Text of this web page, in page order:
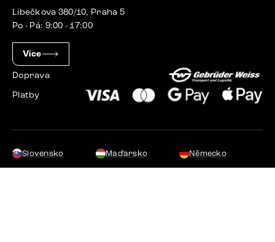
Libečkova 380/10, Praha 5
Po - Pá: 9:00 - 17:00
Více
Doprava
Platby
Slovensko Maďarsko Německo